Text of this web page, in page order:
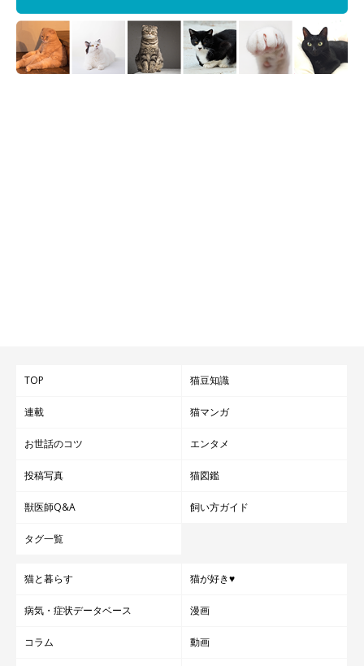
TOP 猫豆知識
連載 猫マンガ
お世話のコツ エンタメ
投稿写真 猫図鑑
獣医師Q&A 飼い方ガイド
タグ一覧
猫と暮らす 猫が好き♥
病気・症状データベース 漫画
コラム 動画